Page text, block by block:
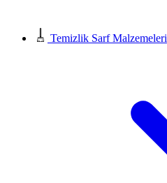
Temizlik Sarf Malzemeleri